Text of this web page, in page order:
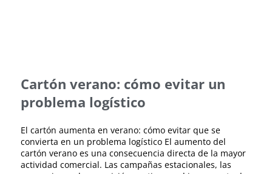
Cartón verano: cómo evitar un
problema logístico
El cartón aumenta en verano: cómo evitar que se
convierta en un problema logístico El aumento del
cartón verano es una consecuencia directa de la mayor
actividad comercial. Las campañas estacionales, las